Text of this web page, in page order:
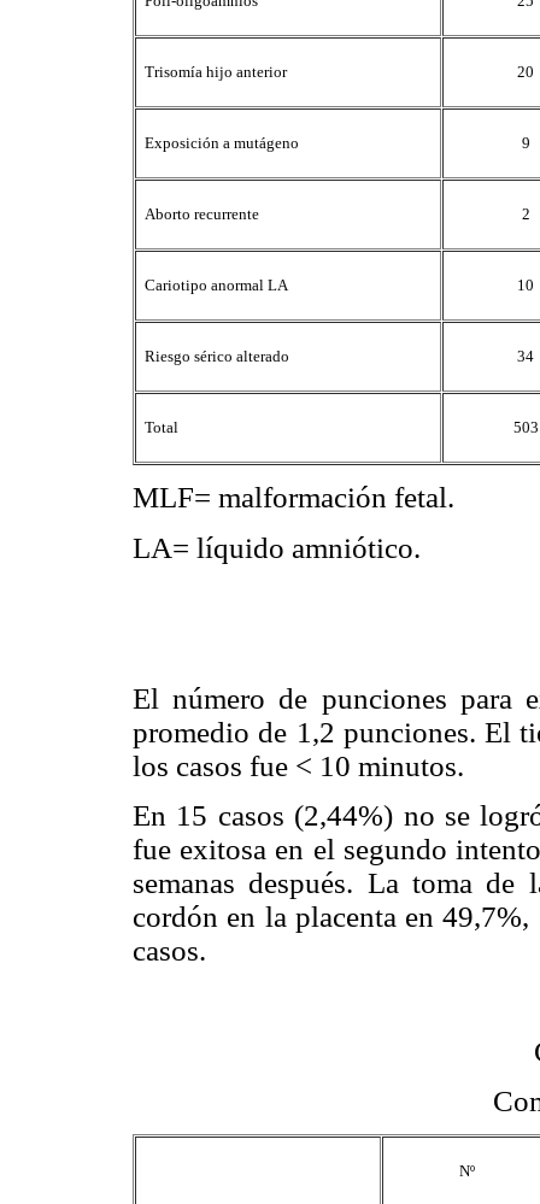
Trisomía hijo anterior 20
Exposición a mutágeno 9
Aborto recurrente 2
Cariotipo anormal LA 10
Riesgo sérico alterado 34
Total 503
MLF= malformación fetal.
LA= líquido amniótico.
El número de punciones para
promedio de 1,2 punciones. El
los casos fue < 10 minutos.
En 15 casos (2,44%) no se
fue exitosa en el segundo
semanas después. La toma
cordón en la placenta en
casos.
Nº